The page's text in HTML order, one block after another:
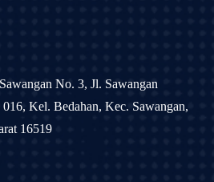
No. 3, Jl. Sawangan
Kel. Bedahan, Kec. Sawangan,
16519